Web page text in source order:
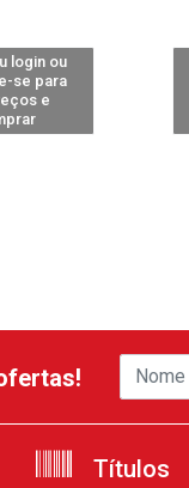
login ou
se para
e
Títulos